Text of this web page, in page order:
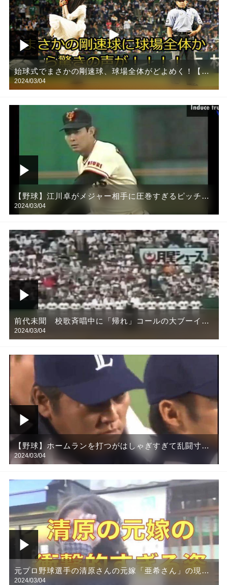
始球式でまさかの剛速球、球場全体がどよめく！【野
球】
2024/03/04
【野球】江川卓がメジャー相手に圧巻すぎるピッチン
グ。メジャーベンチも苦笑いだ！！
2024/03/04
前代未聞 校歌斉唱中に「帰れ」コールの大ブーイン
グ【高校野球】
2024/03/04
【野球】ホームランを打つがはしゃぎすぎて乱闘寸
前、、、
2024/03/04
元プロ野球選手の清原さんの元嫁「亜希さん」の現在
の姿がこちら＃野球
2024/03/04